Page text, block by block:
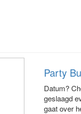
Party
Datum?
geslaagd
gaat over